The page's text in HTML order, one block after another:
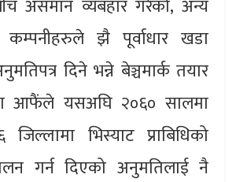
असमान व्यबहार गरेको, अन्य
कम्पनीहरुले झै पूर्वाधार खडा
दिने भन्ने बेञ्चमार्क तयार
आफैंले यसअघि २०६० सालमा
जिल्लामा भिस्याट प्राबिधिको
गर्न दिएको अनुमतिलाई नै